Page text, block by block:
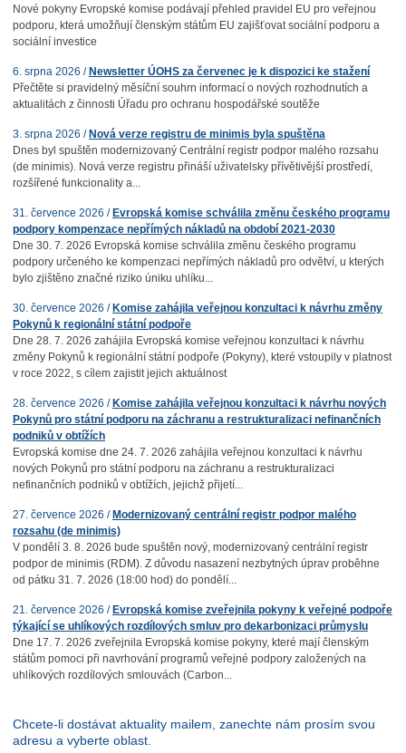
Nové pokyny Evropské komise podávají přehled pravidel EU pro veřejnou
podporu, která umožňují členským státům EU zajišťovat sociální podporu a
sociální investice
6. srpna 2026 / Newsletter ÚOHS za červenec je k dispozici ke stažení
Přečtěte si pravidelný měsíční souhrn informací o nových rozhodnutích a
aktualitách z činnosti Úřadu pro ochranu hospodářské soutěže
3. srpna 2026 / Nová verze registru de minimis byla spuštěna
Dnes byl spuštěn modernizovaný Centrální registr podpor malého rozsahu
(de minimis). Nová verze registru přináší uživatelsky přívětivější prostředí,
rozšířené funkcionality a...
31. července 2026 / Evropská komise schválila změnu českého programu
podpory kompenzace nepřímých nákladů na období 2021-2030
Dne 30. 7. 2026 Evropská komise schválila změnu českého programu
podpory určeného ke kompenzaci nepřímých nákladů pro odvětví, u kterých
bylo zjištěno značné riziko úniku uhlíku...
30. července 2026 / Komise zahájila veřejnou konzultaci k návrhu změny
Pokynů k regionální státní podpoře
Dne 28. 7. 2026 zahájila Evropská komise veřejnou konzultaci k návrhu
změny Pokynů k regionální státní podpoře (Pokyny), které vstoupily v platnost
v roce 2022, s cílem zajistit jejich aktuálnost
28. července 2026 / Komise zahájila veřejnou konzultaci k návrhu nových
Pokynů pro státní podporu na záchranu a restrukturalizaci nefinančních
podniků v obtížích
Evropská komise dne 24. 7. 2026 zahájila veřejnou konzultaci k návrhu
nových Pokynů pro státní podporu na záchranu a restrukturalizaci
nefinančních podniků v obtížích, jejichž přijetí...
27. července 2026 / Modernizovaný centrální registr podpor malého
rozsahu (de minimis)
V pondělí 3. 8. 2026 bude spuštěn nový, modernizovaný centrální registr
podpor de minimis (RDM). Z důvodu nasazení nezbytných úprav proběhne
od pátku 31. 7. 2026 (18:00 hod) do pondělí...
21. července 2026 / Evropská komise zveřejnila pokyny k veřejné podpoře
týkající se uhlíkových rozdílových smluv pro dekarbonizaci průmyslu
Dne 17. 7. 2026 zveřejnila Evropská komise pokyny, které mají členským
státům pomoci při navrhování programů veřejné podpory založených na
uhlíkových rozdílových smlouvách (Carbon...
Chcete-li dostávat aktuality mailem, zanechte nám prosím svou
adresu a vyberte oblast.